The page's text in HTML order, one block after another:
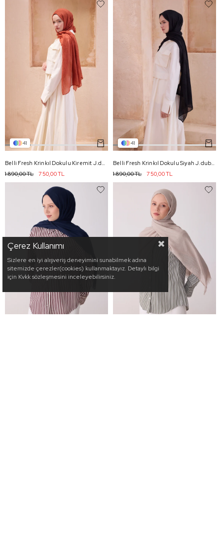
41
Belli Fresh Krinkıl Dokulu Kiremit J.dubai Ekose Şal - 81
750,00 TL
1.890,00 TL
41
Belli Fresh Krinkıl Dokulu Siyah J.dubai Ekose Şal - 06
750,00 TL
1.890,00 TL
Çerez Kullanımı
Sizlere en iyi alışveriş deneyimini sunabilmek adına
sitemizde çerezler(cookies) kullanmaktayız. Detaylı bilgi
için Kvkk sözleşmesini inceleyebilirsiniz.